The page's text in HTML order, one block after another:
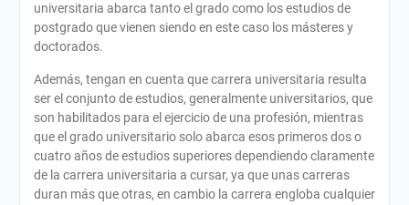
universitaria abarca tanto el grado como los estudios de
postgrado que vienen siendo en este caso los másteres y
doctorados.
Además, tengan en cuenta que carrera universitaria resulta
ser el conjunto de estudios, generalmente universitarios, que
son habilitados para el ejercicio de una profesión, mientras
que el grado universitario solo abarca esos primeros dos o
cuatro años de estudios superiores dependiendo claramente
de la carrera universitaria a cursar, ya que unas carreras
duran más que otras, en cambio la carrera engloba cualquier